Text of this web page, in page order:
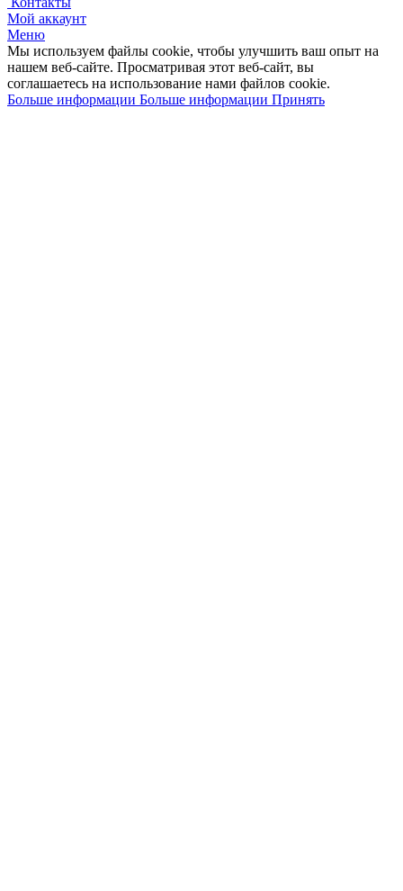
Мой аккаунт
Меню
Мы используем файлы cookie, чтобы улучшить ваш опыт на
нашем веб-сайте. Просматривая этот веб-сайт, вы
соглашаетесь на использование нами файлов cookie.
Больше информации Больше информации Принять